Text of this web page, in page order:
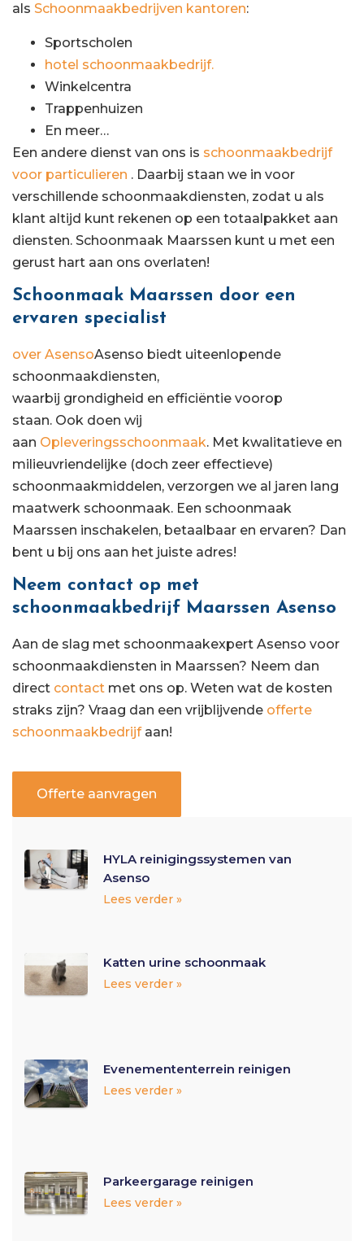
als Schoonmaakbedrijven kantoren:
Sportscholen
hotel schoonmaakbedrijf.
Winkelcentra
Trappenhuizen
En meer…
Een andere dienst van ons is schoonmaakbedrijf
voor particulieren . Daarbij staan we in voor
verschillende schoonmaakdiensten, zodat u als
klant altijd kunt rekenen op een totaalpakket aan
diensten. Schoonmaak Maarssen kunt u met een
gerust hart aan ons overlaten!
Schoonmaak Maarssen door een
ervaren specialist
over AsensoAsenso biedt uiteenlopende
schoonmaakdiensten,
waarbij grondigheid en efficiëntie voorop
staan. Ook doen wij
aan Opleveringsschoonmaak. Met kwalitatieve en
milieuvriendelijke (doch zeer effectieve)
schoonmaakmiddelen, verzorgen we al jaren lang
maatwerk schoonmaak. Een schoonmaak
Maarssen inschakelen, betaalbaar en ervaren? Dan
bent u bij ons aan het juiste adres!
Neem contact op met
schoonmaakbedrijf Maarssen Asenso
Aan de slag met schoonmaakexpert Asenso voor
schoonmaakdiensten in Maarssen? Neem dan
direct contact met ons op. Weten wat de kosten
straks zijn? Vraag dan een vrijblijvende offerte
schoonmaakbedrijfaan!
Offerte aanvragen
HYLA reinigingssystemen van
Asenso
Lees verder »
Katten urine schoonmaak
Lees verder »
Evenemententerrein reinigen
Lees verder »
Parkeergarage reinigen
Lees verder »